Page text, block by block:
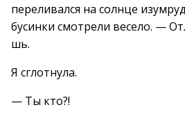
переливался на солнце
бусинки смотрели весело. —
шь.
Я сглотнула.
— Ты кто?!